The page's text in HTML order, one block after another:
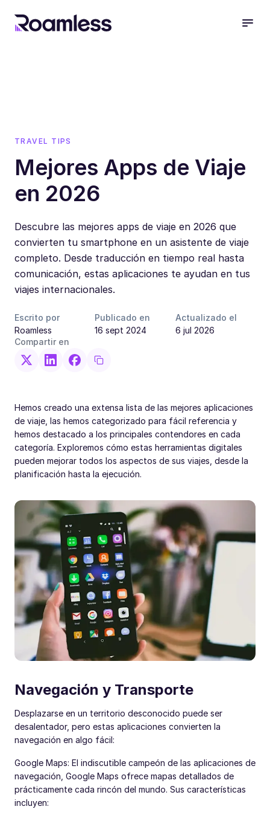
TRAVEL TIPS
Mejores Apps de Viaje
en 2026
Descubre las mejores apps de viaje en 2026 que
convierten tu smartphone en un asistente de viaje
completo. Desde traducción en tiempo real hasta
comunicación, estas aplicaciones te ayudan en tus
viajes internacionales.
Escrito por
Roamless
Publicado en
16 sept 2024
Actualizado el
6 jul 2026
Compartir en
Hemos creado una extensa lista de las mejores aplicaciones
de viaje, las hemos categorizado para fácil referencia y
hemos destacado a los principales contendores en cada
categoría. Exploremos cómo estas herramientas digitales
pueden mejorar todos los aspectos de sus viajes, desde la
planificación hasta la ejecución.
Navegación y Transporte
Desplazarse en un territorio desconocido puede ser
desalentador, pero estas aplicaciones convierten la
navegación en algo fácil:
Google Maps: El indiscutible campeón de las aplicaciones de
navegación, Google Maps ofrece mapas detallados de
prácticamente cada rincón del mundo. Sus características
incluyen: